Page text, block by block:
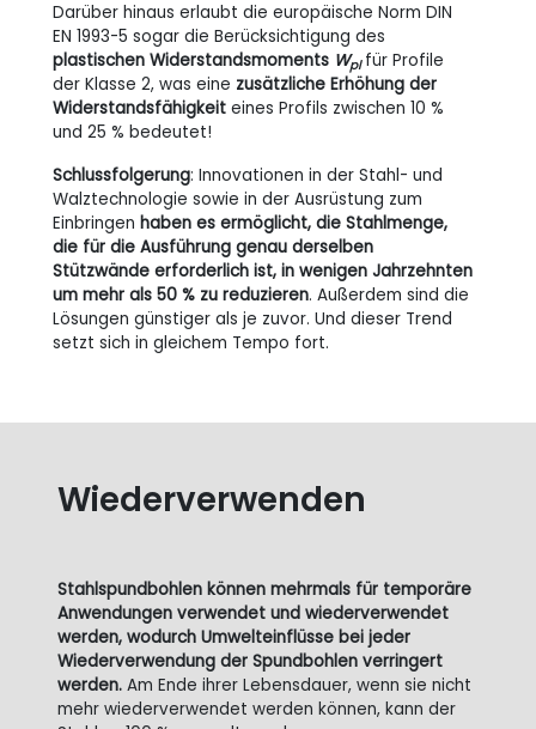
Darüber hinaus erlaubt die europäische Norm DIN
EN 1993-5 sogar die Berücksichtigung des
plastischen Widerstandsmoments Wplfür Profile
der Klasse 2, was eine zusätzliche Erhöhung der
Widerstandsfähigkeit eines Profils zwischen 10 %
und 25 % bedeutet!
Schlussfolgerung: Innovationen in der Stahl- und
Walztechnologie sowie in der Ausrüstung zum
Einbringen haben es ermöglicht, die Stahlmenge,
die für die Ausführung genau derselben
Stützwände erforderlich ist, in wenigen Jahrzehnten
um mehr als 50 % zu reduzieren. Außerdem sind die
Lösungen günstiger als je zuvor. Und dieser Trend
setzt sich in gleichem Tempo fort.
Wiederverwenden
Stahlspundbohlen können mehrmals für temporäre
Anwendungen verwendet und wiederverwendet
werden, wodurch Umwelteinflüsse bei jeder
Wiederverwendung der Spundbohlen verringert
werden. Am Ende ihrer Lebensdauer, wenn sie nicht
mehr wiederverwendet werden können, kann der